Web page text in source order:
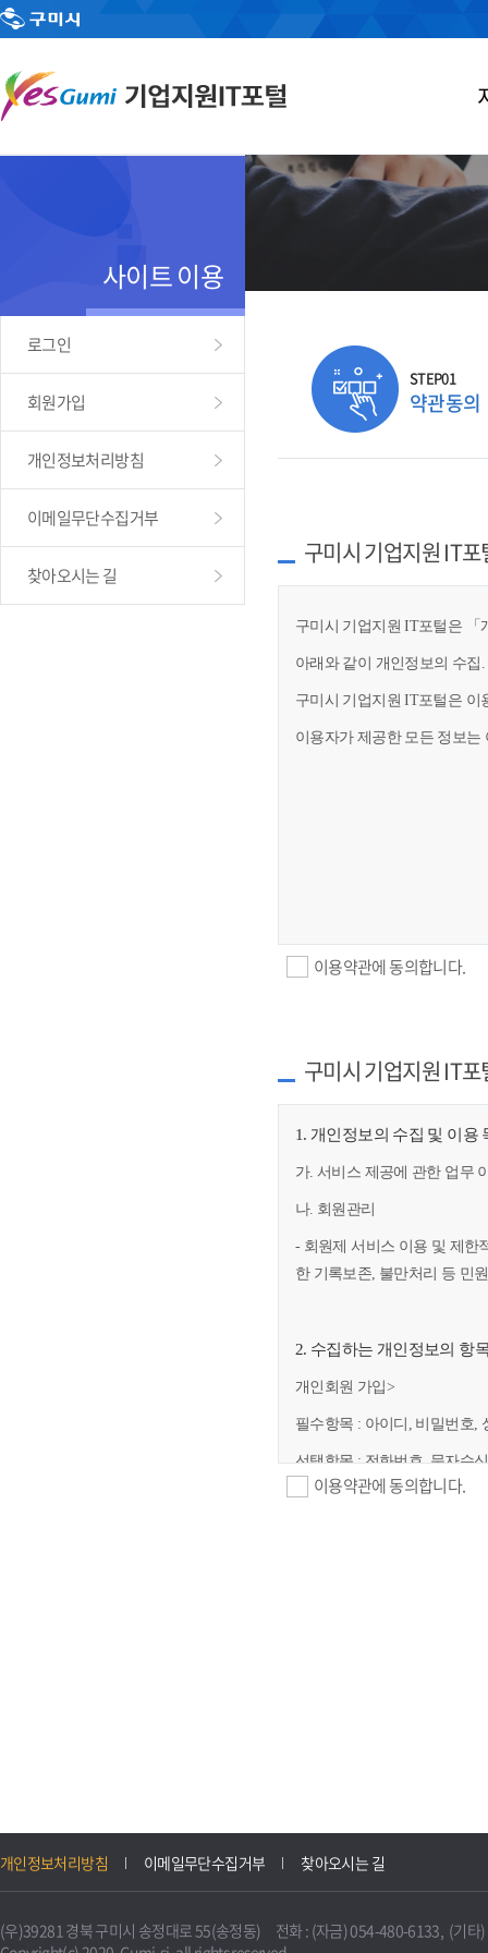
사이트 이용
로그인
회원가입
개인정보처리방침
이메일무단수집거부
찾아오시는 길
STEP01
약관동의
구미시 기업지원 IT
구미시 기업지원 IT포털은 「
아래와 같이 개인정보의 수집
구미시 기업지원 IT포털은 이
이용자가 제공한 모든 정보
이용약관에 동의합니다.
구미시 기업지원 IT
1. 개인정보의 수집 및 이용
가. 서비스 제공에 관한 업무
나. 회원관리
- 회원제 서비스 이용 및 제한
한 기록보존, 불만처리 등 민
2. 수집하는 개인정보의 항
개인회원 가입>
필수항목 : 아이디, 비밀번호,
선택항목 : 전화번호, 문자수
니다.
불필요하게 되었을 때에는
이용약관에 동의합니다.
개인정보처리방침 이메일무단수집거부 찾아오시는 길
(우)39281 경북 구미시 송정대로 55(송정동) 전화 : (자금) 054-480-6133, (기타